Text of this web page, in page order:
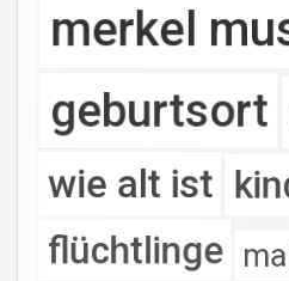
merkel
geburtsort
wie alt ist
flüchtlinge